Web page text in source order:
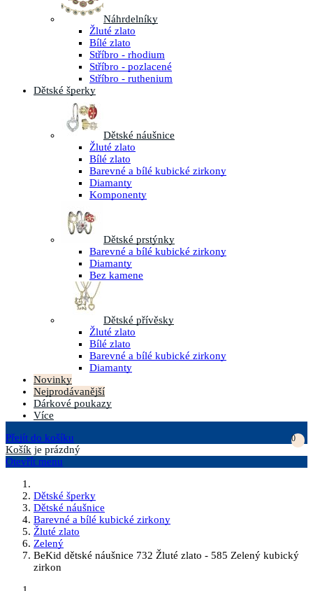
Náhrdelníky
Žluté zlato
Bílé zlato
Stříbro - rhodium
Stříbro - pozlacené
Stříbro - ruthenium
Dětské šperky
Dětské náušnice
Žluté zlato
Bílé zlato
Barevné a bílé kubické zirkony
Diamanty
Komponenty
Dětské prstýnky
Barevné a bílé kubické zirkony
Diamanty
Bez kamene
Dětské přívěsky
Žluté zlato
Bílé zlato
Barevné a bílé kubické zirkony
Diamanty
Novinky
Nejprodávanější
Dárkové poukazy
Více
Přejít do košíku
0
Košík je prázdný
Otevřít menu
Dětské šperky
Dětské náušnice
Barevné a bílé kubické zirkony
Žluté zlato
Zelený
BeKid dětské náušnice 732 Žluté zlato - 585 Zelený kubický
zirkon